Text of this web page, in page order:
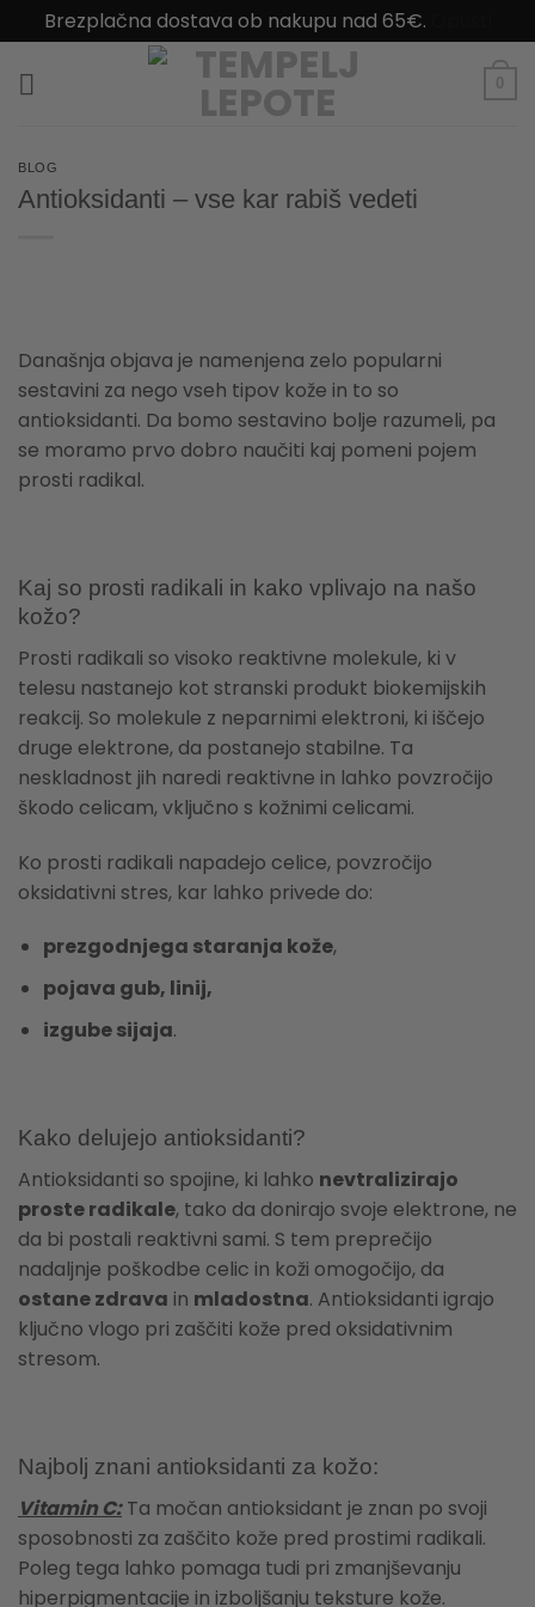
Brezplačna dostava ob nakupu nad 65€.
0
BLOG
Antioksidanti – vse kar rabiš vedeti
Današnja objava je namenjena zelo popularni
sestavini za nego vseh tipov kože in to so
antioksidanti. Da bomo sestavino bolje razumeli, pa
se moramo prvo dobro naučiti kaj pomeni pojem
prosti radikal.
Kaj so prosti radikali in kako vplivajo na našo
kožo?
Prosti radikali so visoko reaktivne molekule, ki v
telesu nastanejo kot stranski produkt biokemijskih
reakcij. So molekule z neparnimi elektroni, ki iščejo
druge elektrone, da postanejo stabilne. Ta
neskladnost jih naredi reaktivne in lahko povzročijo
škodo celicam, vključno s kožnimi celicami.
Ko prosti radikali napadejo celice, povzročijo
oksidativni stres, kar lahko privede do:
prezgodnjega staranja kože,
pojava gub, linij,
izgube sijaja.
Kako delujejo antioksidanti?
Antioksidanti so spojine, ki lahko nevtralizirajo
proste radikale, tako da donirajo svoje elektrone, ne
da bi postali reaktivni sami. S tem preprečijo
nadaljnje poškodbe celic in koži omogočijo, da
ostane zdrava in mladostna. Antioksidanti igrajo
ključno vlogo pri zaščiti kože pred oksidativnim
stresom.
Najbolj znani antioksidanti za kožo:
Vitamin C:Ta močan antioksidant je znan po svoji
sposobnosti za zaščito kože pred prostimi radikali.
Poleg tega lahko pomaga tudi pri zmanjševanju
hiperpigmentacije in izboljšanju teksture kože.